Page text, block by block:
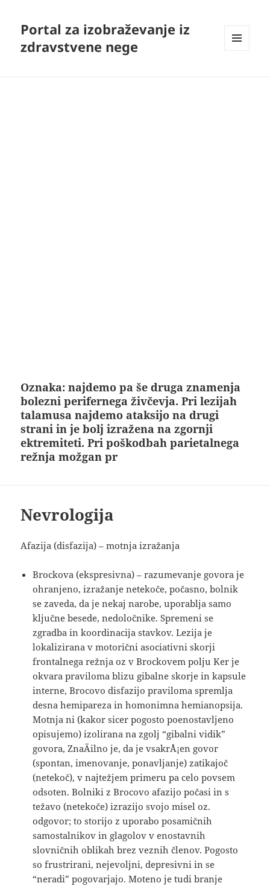
Portal za izobraževanje iz
zdravstvene nege
Oznaka:najdemo pa še druga znamenja
bolezni perifernega živčevja. Pri lezijah
talamusa najdemo ataksijo na drugi
strani in je bolj izražena na zgornji
ektremiteti. Pri poškodbah parietalnega
režnja možgan pr
Nevrologija
Afazija (disfazija) – motnja izražanja
Brockova (ekspresivna) – razumevanje govora je
ohranjeno, izražanje netekoče, počasno, bolnik
se zaveda, da je nekaj narobe, uporablja samo
ključne besede, nedoločnike. Spremeni se
zgradba in koordinacija stavkov. Lezija je
lokalizirana v motorični asociativni skorji
frontalnega režnja oz v Brockovem polju Ker je
okvara praviloma blizu gibalne skorje in kapsule
interne, Brocovo disfazijo praviloma spremlja
desna hemipareza in homonimna hemianopsija.
Motnja ni (kakor sicer pogosto poenostavljeno
opisujemo) izolirana na zgolj “gibalni vidik”
govora, ZnaÄilno je, da je vsakrÅ¡en govor
(spontan, imenovanje, ponavljanje) zatikajoč
(netekoč), v najtežjem primeru pa celo povsem
odsoten. Bolniki z Brocovo afazijo počasi in s
težavo (netekoče) izrazijo svojo misel oz.
odgovor; to storijo z uporabo posamičnih
samostalnikov in glagolov v enostavnih
slovničnih oblikah brez veznih členov. Pogosto
so frustrirani, nejevoljni, depresivni in se
“neradi” pogovarjajo. Moteno je tudi branje